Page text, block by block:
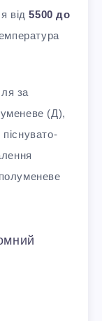
від5500 до
за
(Д),